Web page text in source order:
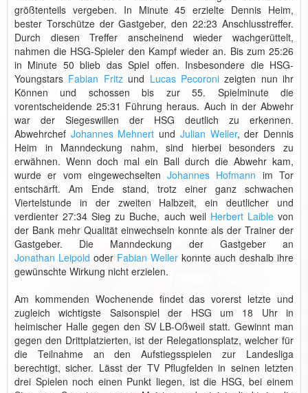
größtenteils vergeben. In Minute 45 erzielte Dennis Heim,
bester Torschütze der Gastgeber, den 22:23 Anschlusstreffer.
Durch diesen Treffer anscheinend wieder wachgerüttelt,
nahmen die HSG-Spieler den Kampf wieder an. Bis zum 25:26
in Minute 50 blieb das Spiel offen. Insbesondere die HSG-
Youngstars Fabian Fritzund Lucas Pecoronizeigten nun ihr
Können und schossen bis zur 55. Spielminute die
vorentscheidende 25:31 Führung heraus. Auch in der Abwehr
war der Siegeswillen der HSG deutlich zu erkennen.
Abwehrchef Johannes Mehnert und Julian Weller, der Dennis
Heim in Manndeckung nahm, sind hierbei besonders zu
erwähnen. Wenn doch mal ein Ball durch die Abwehr kam,
wurde er vom eingewechseltenJohannes Hofmann im Tor
entschärft. Am Ende stand, trotz einer ganz schwachen
Viertelstunde in der zweiten Halbzeit, ein deutlicher und
verdienter 27:34 Sieg zu Buche, auch weil Herbert Laiblevon
der Bank mehr Qualität einwechseln konnte als der Trainer der
Gastgeber. Die Manndeckung der Gastgeber an
Jonathan Leipold oder Fabian Weller konnte auch deshalb ihre
gewünschte Wirkung nicht erzielen.
Am kommenden Wochenende findet das vorerst letzte und
zugleich wichtigste Saisonspiel der HSG um 18 Uhr in
heimischer Halle gegen den SV LB-Oßweil statt. Gewinnt man
gegen den Drittplatzierten, ist der Relegationsplatz, welcher für
die Teilnahme an den Aufstiegsspielen zur Landesliga
berechtigt, sicher. Lässt der TV Pflugfelden in seinen letzten
drei Spielen noch einen Punkt liegen, ist die HSG, bei einem